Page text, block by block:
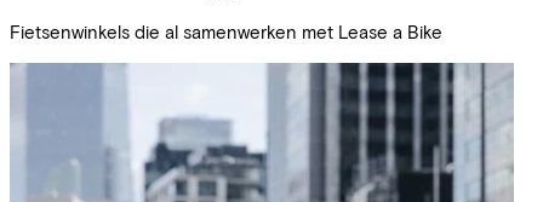
Fietsenwinkels die al samenwerken met Lease a Bike